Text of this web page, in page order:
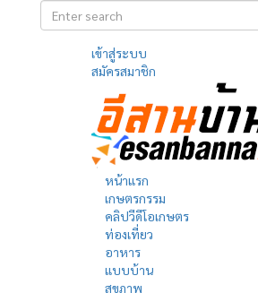
เข้าสู่ระบบ
สมัครสมาชิก
หน้าแรก
เกษตรกรรม
คลิปวีดีโอเกษตร
ท่องเที่ยว
อาหาร
แบบบ้าน
สุขภาพ